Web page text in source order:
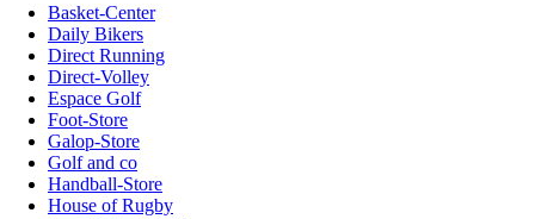
Basket-Center
Daily Bikers
Direct Running
Direct-Volley
Espace Golf
Foot-Store
Galop-Store
Golf and co
Handball-Store
House of Rugby